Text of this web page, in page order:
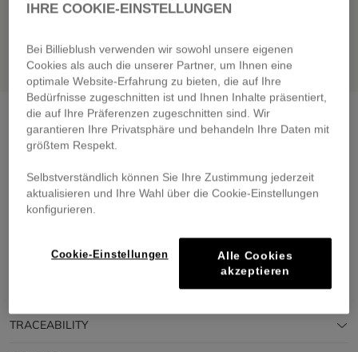
Sweatshirt and leggings setwhite pink
Pay in 4 interest-free instalments
🔒 Secure payment & easy returns
SALE GREENAROUND
DESCRIPTION
TRACEABILITY
IHRE COOKIE-EINSTELLUNGEN
Bei Billieblush verwenden wir sowohl unsere eigenen
Cookies als auch die unserer Partner, um Ihnen eine
optimale Website-Erfahrung zu bieten, die auf Ihre
Bedürfnisse zugeschnitten ist und Ihnen Inhalte präsentiert,
die auf Ihre Präferenzen zugeschnitten sind. Wir
garantieren Ihre Privatsphäre und behandeln Ihre Daten mit
größtem Respekt.
Selbstverständlich können Sie Ihre Zustimmung jederzeit
aktualisieren und Ihre Wahl über die Cookie-Einstellungen
konfigurieren.
Cookie-Einstellungen
Alle Cookies
akzeptieren